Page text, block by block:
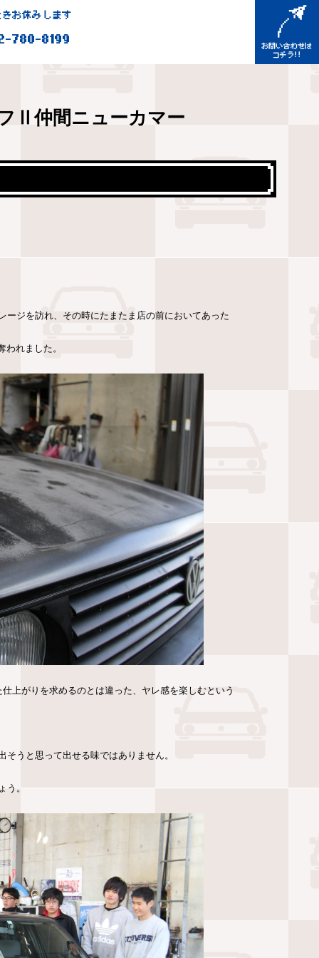
お休みします
780-8199
Ⅱ仲間ニューカマー
ジを訪れ、その時にたまたま店の前においてあった
れました。
上がりを求めるのとは違った、ヤレ感を楽しむという
うと思って出せる味ではありません。
う。